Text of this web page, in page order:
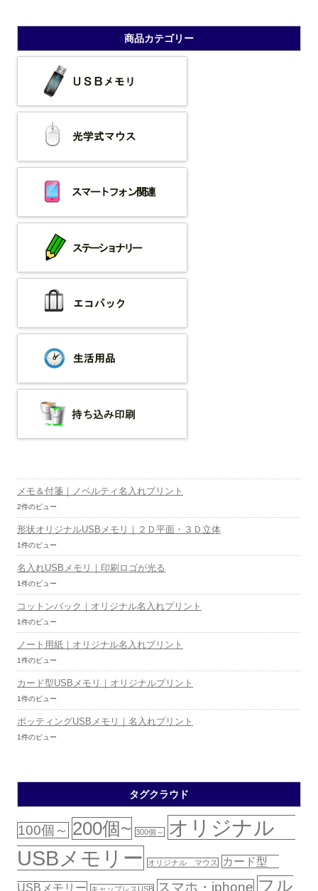
商品カテゴリー
メモ＆付箋｜ノベルティ名入れプリント
2件のビュー
形状オリジナルUSBメモリ｜２Ｄ平面・３Ｄ立体
1件のビュー
名入れUSBメモリ｜印刷ロゴが光る
1件のビュー
コットンバック｜オリジナル名入れプリント
1件のビュー
ノート用紙｜オリジナル名入れプリント
1件のビュー
カード型USBメモリ｜オリジナルプリント
1件のビュー
ポッティングUSBメモリ｜名入れプリント
1件のビュー
タグクラウド
100個～ 200個~ 300個～
オリジナル
USBメモリー
オリジナル マウス カード型
USBメモリー キャップレスUSB スマホ・iphone フル